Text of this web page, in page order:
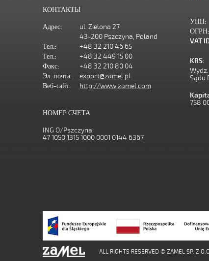
КОНТАКТЫ
Адрес:
ul. Zielona 27
43-200 Pszczyna, Poland
Тел.:
+48 32 210 46 65
Тел.:
+48 32 449 15 00
Факс:
+48 32 210 80 04
Эл. почта:
export@zamel.pl
Веб-сайт:
http://www.zamel.com
НОМЕР СЧЕТА
ING O/Pszczyna:
47 1050 1315 1000 0001 0144 6367
УНН:
ОГРН:
VAT
KRS:
Sądu
758
ALL RIGHTS RESERVED © ZAMEL SP. Z